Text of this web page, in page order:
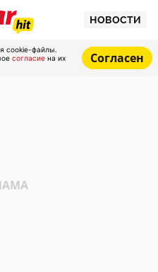
НОВОСТИ
cookie-файлы.
согласие на их
Согласен